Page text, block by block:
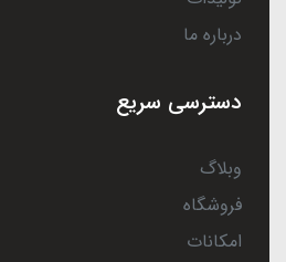
درباره ما
دسترسی سریع
وبلاگ
فروشگاه
امکانات